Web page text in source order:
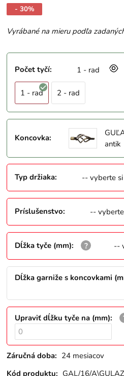
- 30%
Vyrábané na mieru podľa
Počet tyčí: 1 - rad
1 - rad 2 - rad
Koncovka:
antik
Typ držiaka: -- vyberte
Príslušenstvo: --
Dĺžka tyče (mm): --
Dĺžka garniže s koncovkami
Upraviť dĺžku tyče na (mm):
Záručná doba: 24 mesiacov
Kód produktu: GAL/16/